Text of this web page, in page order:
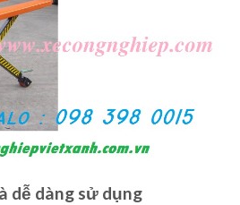
dễ dàng sử dụng